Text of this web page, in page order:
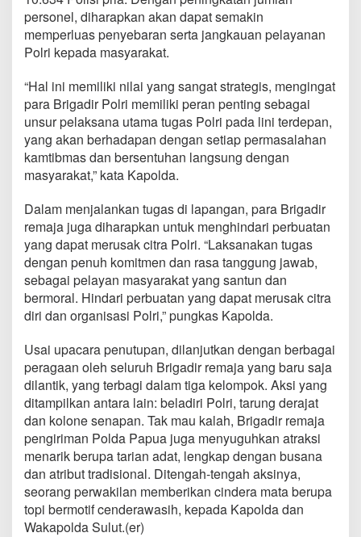
personel, diharapkan akan dapat semakin
memperluas penyebaran serta jangkauan pelayanan
Polri kepada masyarakat.
“Hal ini memiliki nilai yang sangat strategis, mengingat
para Brigadir Polri memiliki peran penting sebagai
unsur pelaksana utama tugas Polri pada lini terdepan,
yang akan berhadapan dengan setiap permasalahan
kamtibmas dan bersentuhan langsung dengan
masyarakat,” kata Kapolda.
Dalam menjalankan tugas di lapangan, para Brigadir
remaja juga diharapkan untuk menghindari perbuatan
yang dapat merusak citra Polri. “Laksanakan tugas
dengan penuh komitmen dan rasa tanggung jawab,
sebagai pelayan masyarakat yang santun dan
bermoral. Hindari perbuatan yang dapat merusak citra
diri dan organisasi Polri,” pungkas Kapolda.
Usai upacara penutupan, dilanjutkan dengan berbagai
peragaan oleh seluruh Brigadir remaja yang baru saja
dilantik, yang terbagi dalam tiga kelompok. Aksi yang
ditampilkan antara lain: beladiri Polri, tarung derajat
dan kolone senapan. Tak mau kalah, Brigadir remaja
pengiriman Polda Papua juga menyuguhkan atraksi
menarik berupa tarian adat, lengkap dengan busana
dan atribut tradisional. Ditengah-tengah aksinya,
seorang perwakilan memberikan cindera mata berupa
topi bermotif cenderawasih, kepada Kapolda dan
Wakapolda Sulut.(er)